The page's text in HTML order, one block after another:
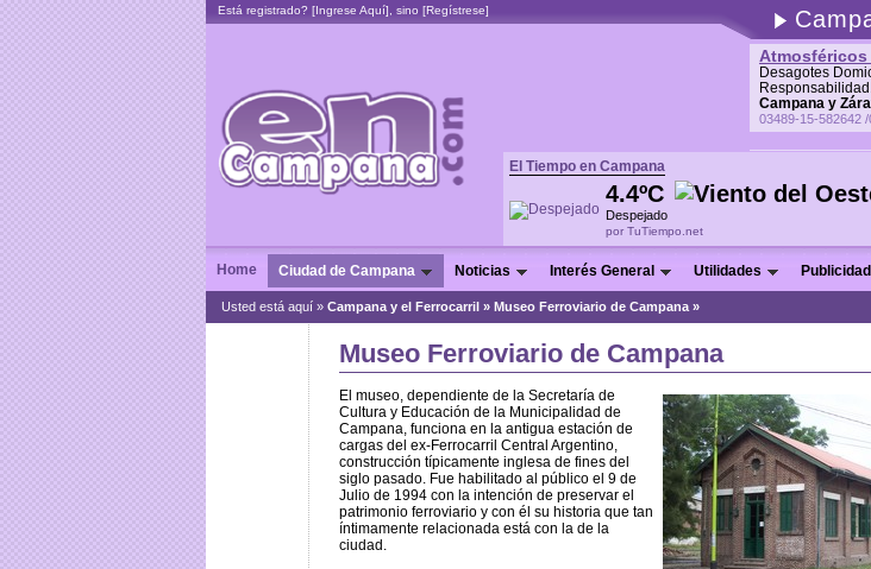
Está registrado? [Ingrese Aquí], sino [Regístrese]
Atmosféricos
Desagotes
Campana y
03489-15-582642
El Tiempo en Campana
4.4ºC
Despejado
por TuTiempo.net
Home Ciudad de Campana Noticias Interés General Utilidades
Usted está aquí » Campana y el Ferrocarril » Museo Ferroviario de Campana »
Museo Ferroviario de Campana
El museo, dependiente de la Secretaría de
Cultura y Educación de la Municipalidad de
Campana, funciona en la antigua estación de
cargas del ex-Ferrocarril Central Argentino,
construcción típicamente inglesa de fines del
siglo pasado. Fue habilitado al público el 9 de
Julio de 1994 con la intención de preservar el
patrimonio ferroviario y con él su historia que tan
íntimamente relacionada está con la de la
ciudad.